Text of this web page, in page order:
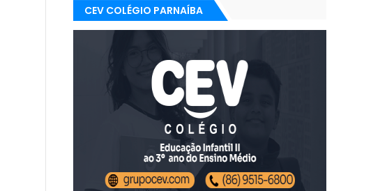
CEV COLÉGIO PARNAÍBA